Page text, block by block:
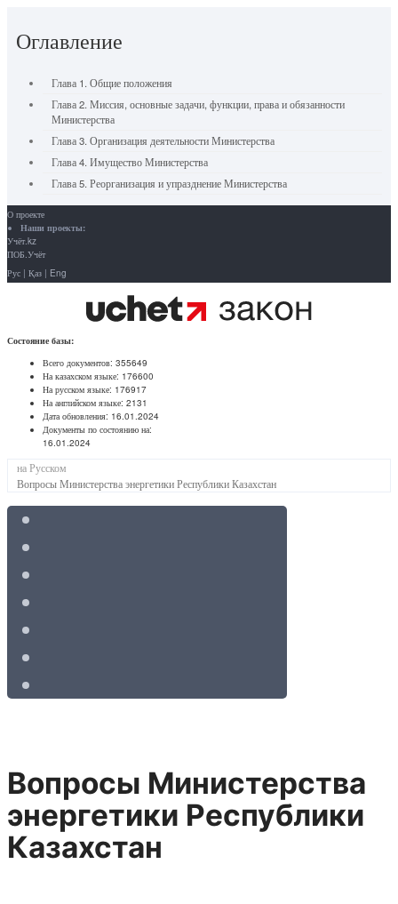
Оглавление
Глава 1. Общие положения
Глава 2. Миссия, основные задачи, функции, права и обязанности
Министерства
Глава 3. Организация деятельности Министерства
Глава 4. Имущество Министерства
Глава 5. Реорганизация и упразднение Министерства
О проекте
Наши проекты:
Учёт.kz
ПОБ.Учёт
Рус | Қаз | Eng
Состояние базы:
Всего документов: 355649
На казахском языке: 176600
На русском языке: 176917
На английском языке: 2131
Дата обновления: 16.01.2024
Документы по состоянию на:
16.01.2024
на Русском
Вопросы Министерства энергетики Республики Казахстан
Вопросы Министерства
энергетики Республики
Казахстан